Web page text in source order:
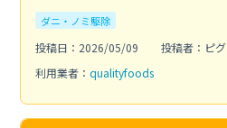
ダニ・ノミ駆除
投稿日：2026/05/09
投稿者：ピグ
利用業者： qualityfoods